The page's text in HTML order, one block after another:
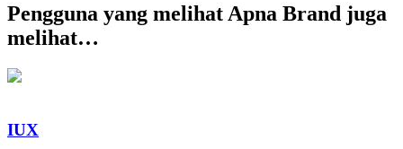
Pengguna yang melihat Apna Brand juga
melihat…
IUX